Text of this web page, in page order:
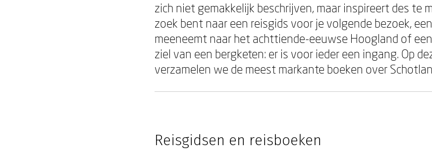
zich niet gemakkelijk beschrijven, maar inspireert des te
zoek bent naar een reisgids voor je volgende bezoek,
meeneemt naar het achttiende-eeuwse Hoogland of
ziel van een bergketen: er is voor ieder een ingang. Op
verzamelen we de meest markante boeken over
Reisgidsen en reisboeken